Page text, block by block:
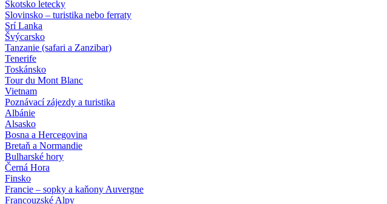
Skotsko letecky
Slovinsko – turistika nebo ferraty
Srí Lanka
Švýcarsko
Tanzanie (safari a Zanzibar)
Tenerife
Toskánsko
Tour du Mont Blanc
Vietnam
Poznávací zájezdy a turistika
Albánie
Alsasko
Bosna a Hercegovina
Bretaň a Normandie
Bulharské hory
Černá Hora
Finsko
Francie – sopky a kaňony Auvergne
Francouzské Alpy